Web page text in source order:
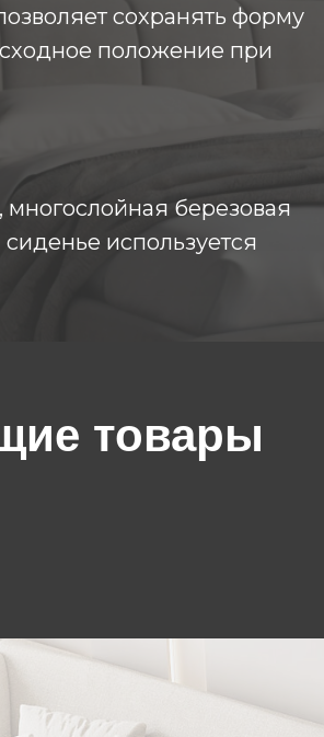
сохранять форму
положение при
березовая
используется
товары